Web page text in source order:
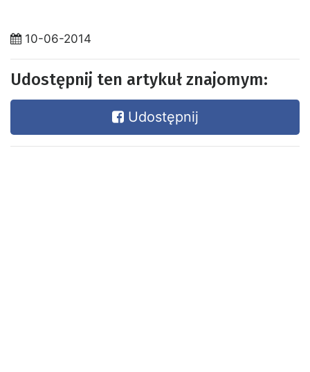
10-06-2014
Udostępnij ten artykuł znajomym:
Udostępnij